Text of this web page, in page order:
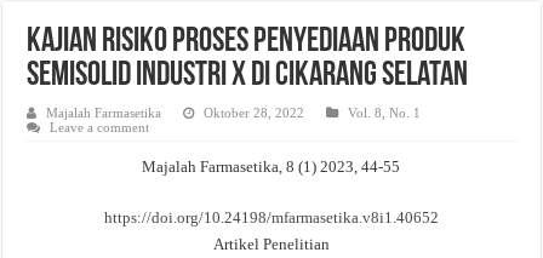
Optimasi Formula Basis Sediaan Edible Film dengan Kombinasi Polimer
Metode Pembuatan dan Kerusakan Fisik Sediaan Tablet
Kualifikasi Pemasok Bahan Baku yang Digunakan pada Industri Farmasi
Strategi Peningkatan Objektivitas Hasil Uji Inspeksi Visual Sediaan Injeksi:
Pemanfaatan Manggis Sebagai Sediaan Antiseptik dalam Upaya Peningkatan
Kajian Risiko Proses Penyediaan Produk
Semisolid Industri X di Cikarang Selatan
Majalah Farmasetika Oktober 28, 2022
Vol. 8, No. 1
Leave a comment
Majalah Farmasetika, 8 (1) 2023, 44-55
https://doi.org/10.24198/mfarmasetika.v8i1.40652
Artikel Penelitian